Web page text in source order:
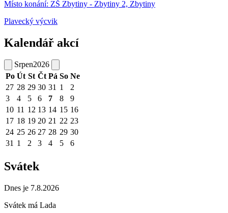
Místo konání: ZŠ Zbytiny - Zbytiny 2, Zbytiny
Plavecký výcvik
Kalendář akcí
Srpen2026
Po Út St Čt Pá So Ne
27 28 29 30 31 1
2
3
4 5 6 7 8
9
10 11 12 13 14 15 16
17 18 19 20 21 22 23
24 25 26 27 28 29 30
31 1 2 3 4 5 6
Svátek
Dnes je 7.8.2026
Svátek má Lada